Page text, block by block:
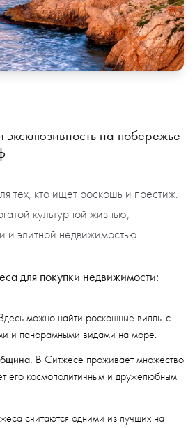
на побережье
тех, кто ищет роскошь и престиж.
культурной жизнью,
и элитной недвижимостью.
для покупки недвижимости:
можно найти роскошные виллы с
и панорамными видами на море.
В Ситжесе проживает множество
его космополитичным и дружелюбным
считаются одними из лучших на